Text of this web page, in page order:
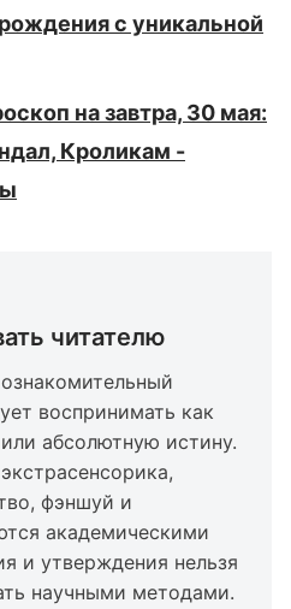
с уникальной
на завтра, 30 мая:
Кроликам -
читателю
воспринимать как
абсолютную истину.
фэншуй и
академическими
и утверждения нельзя
научными методами.